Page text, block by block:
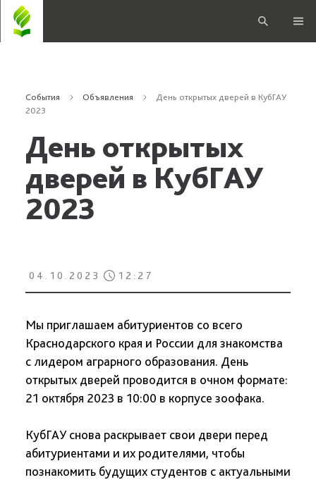
События Объявления
День открытых дверей в КубГАУ
2023
День открытых
дверей в КубГАУ
2023
04.10.2023 12:27
Мы приглашаем абитуриентов со всего
Краснодарского края и России для знакомства
с лидером аграрного образования. День
открытых дверей проводится в очном формате:
21 октября 2023 в 10:00 в корпусе зоофака.
КубГАУ снова раскрывает свои двери перед
абитуриентами и их родителями, чтобы
познакомить будущих студентов с актуальными